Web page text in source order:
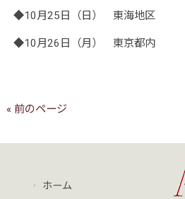
◆10月25日（日） 東海地区
◆10月26日 （月） 東京都内
« 前のページ
ホーム